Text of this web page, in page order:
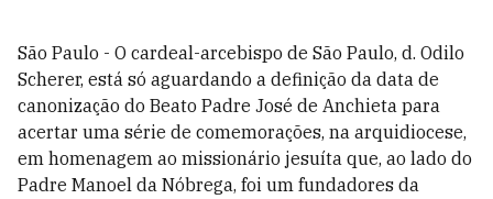
São Paulo - O cardeal-arcebispo de São Paulo, d. Odilo
Scherer, está só aguardando a definição da data de
canonização do Beato Padre José de Anchieta para
acertar uma série de comemorações, na arquidiocese,
em homenagem ao missionário jesuíta que, ao lado do
Padre Manoel da Nóbrega, foi um fundadores da